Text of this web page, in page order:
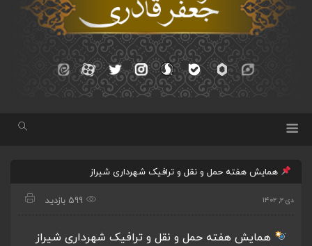
همایش هفته حمل و نقل و ترافیک شهرداری شیراز
دی ۲, ۱۴۰۲ 599 بازدید
همایش هفته حمل و نقل و ترافیک شهرداری شیراز